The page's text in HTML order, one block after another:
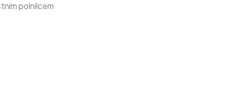
polnilcem